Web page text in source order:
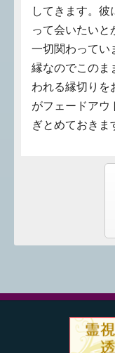
してきます。彼
って会いたいと
一切関わってい
縁なのでこのま
われる縁切りを
がフェードアウ
ぎとめておきま